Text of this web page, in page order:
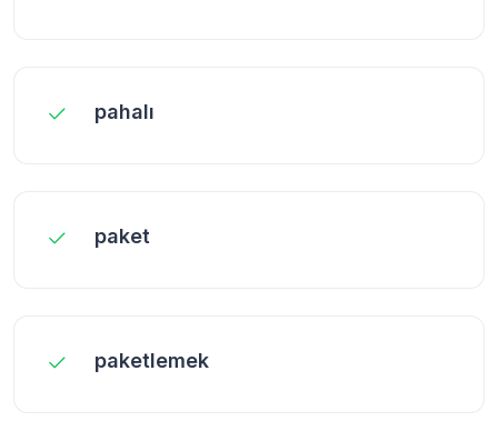
pahalı
paket
paketlemek